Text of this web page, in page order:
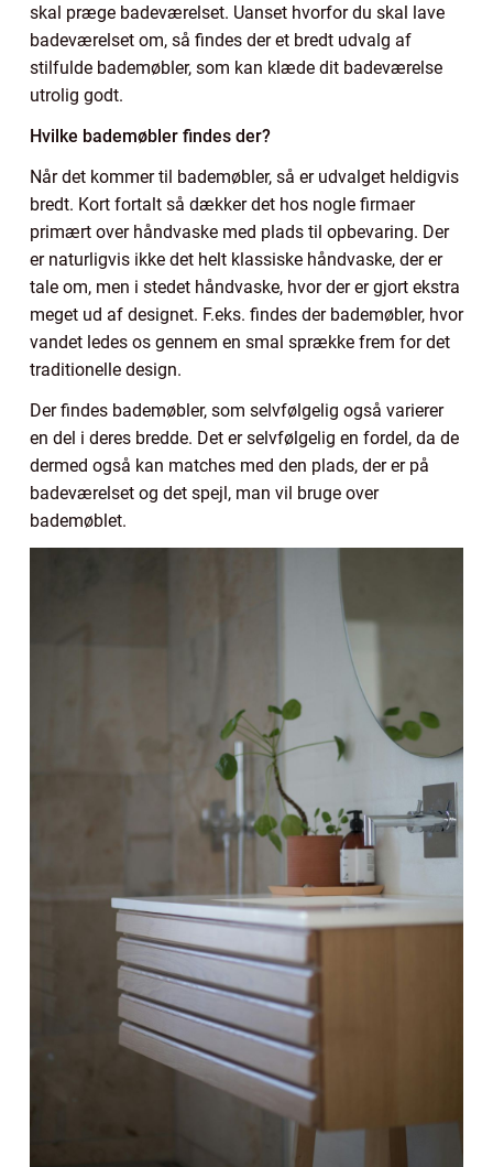
skal præge badeværelset. Uanset hvorfor du skal lave
badeværelset om, så findes der et bredt udvalg af
stilfulde bademøbler, som kan klæde dit badeværelse
utrolig godt.
Hvilke bademøbler findes der?
Når det kommer til bademøbler, så er udvalget heldigvis
bredt. Kort fortalt så dækker det hos nogle firmaer
primært over håndvaske med plads til opbevaring. Der
er naturligvis ikke det helt klassiske håndvaske, der er
tale om, men i stedet håndvaske, hvor der er gjort ekstra
meget ud af designet. F.eks. findes der bademøbler, hvor
vandet ledes os gennem en smal sprække frem for det
traditionelle design.
Der findes bademøbler, som selvfølgelig også varierer
en del i deres bredde. Det er selvfølgelig en fordel, da de
dermed også kan matches med den plads, der er på
badeværelset og det spejl, man vil bruge over
bademøblet.